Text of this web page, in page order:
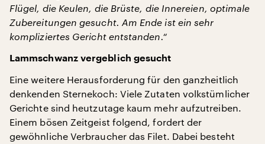
Flügel, die Keulen, die Brüste, die Innereien, optimale
Zubereitungen gesucht. Am Ende ist ein sehr
kompliziertes Gericht entstanden.“
Lammschwanz vergeblich gesucht
Eine weitere Herausforderung für den ganzheitlich
denkenden Sternekoch: Viele Zutaten volkstümlicher
Gerichte sind heutzutage kaum mehr aufzutreiben.
Einem bösen Zeitgeist folgend, fordert der
gewöhnliche Verbraucher das Filet. Dabei besteht